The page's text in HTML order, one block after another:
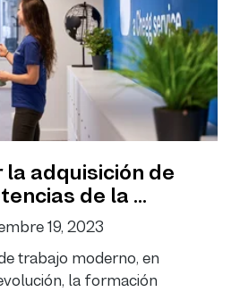
la adquisición de
de la ...
19, 2023
trabajo moderno, en
la formación